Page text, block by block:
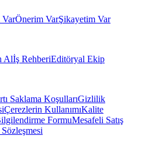
VarÖnerim VarŞikayetim Var
Alİş RehberiEditöryal Ekip
Saklama KoşullarıGizlilik
Çerezlerin KullanımıKalite
FormuMesafeli Satış